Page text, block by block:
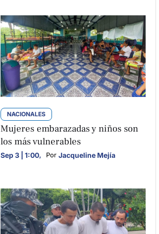
NACIONALES
Mujeres embarazadas y niños son
los más vulnerables
Sep 3 | 1:00, Por Jacqueline Mejía